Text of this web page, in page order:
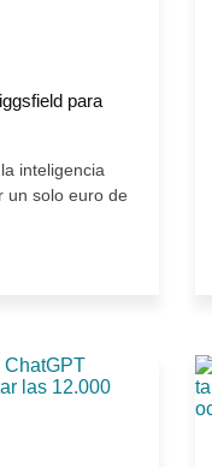
para
inteligencia
un solo euro de